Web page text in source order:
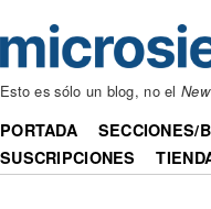
Esto es sólo un blog, no el
PORTADA SECCIONES/
SUSCRIPCIONES